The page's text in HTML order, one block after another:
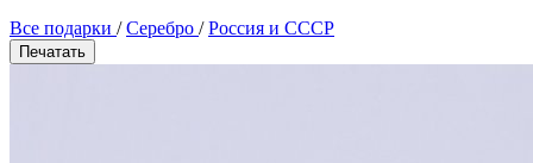
Все подарки /Серебро /Россия и СССР